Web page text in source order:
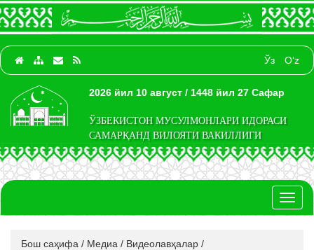
Ўз O‘z
2026 йил 10 август / 1448 йил 27 Сафар
ЎЗБЕКИСТОН МУСУЛМОНЛАРИ ИДОРАСИ
САМАРҚАНД ВИЛОЯТИ ВАКИЛЛИГИ
Бош саҳифа / Медиа / Видеолавҳалар /